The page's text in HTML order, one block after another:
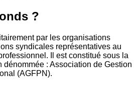
?
par les organisations
syndicales représentatives au
Il est constitué sous la
dénommée : Association de Gestion
(AGFPN).